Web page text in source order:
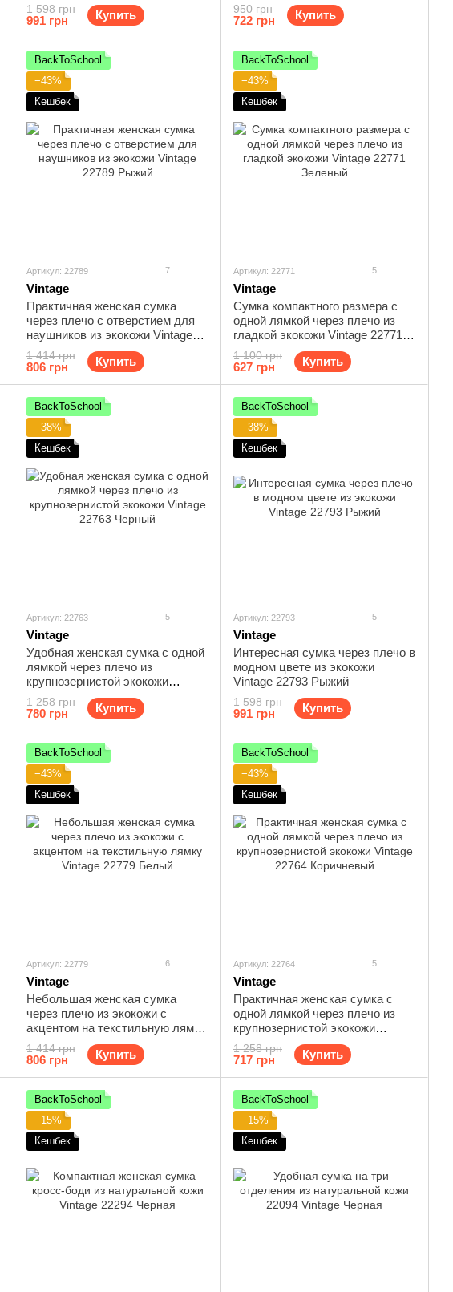
1 598 грн
991 грн Купить 950 грн
722 грн Купить
BackToSchool
−43%
Кешбек
Артикул: 22789 7
Vintage
Практичная женская сумка
через плечо с отверстием для
наушников из экокожи Vintage
22789 Рыжий
1 414 грн
806 грн Купить
BackToSchool
−43%
Кешбек
Артикул: 22771 5
Vintage
Сумка компактного размера с
одной лямкой через плечо из
гладкой экокожи Vintage 22771
Зеленый
1 100 грн
627 грн Купить
BackToSchool
−38%
Кешбек
Артикул: 22763 5
Vintage
Удобная женская сумка с одной
лямкой через плечо из
крупнозернистой экокожи
Vintage 22763 Черный
1 258 грн
780 грн Купить
BackToSchool
−38%
Кешбек
Артикул: 22793 5
Vintage
Интересная сумка через плечо в
модном цвете из экокожи
Vintage 22793 Рыжий
1 598 грн
991 грн Купить
BackToSchool
−43%
Кешбек
Артикул: 22779 6
Vintage
Небольшая женская сумка
через плечо из экокожи с
акцентом на текстильную лямку
Vintage 22779 Белый
1 414 грн
806 грн Купить
BackToSchool
−43%
Кешбек
Артикул: 22764 5
Vintage
Практичная женская сумка с
одной лямкой через плечо из
крупнозернистой экокожи
Vintage 22764 Коричневый
1 258 грн
717 грн Купить
BackToSchool
−15%
Кешбек
BackToSchool
−15%
Кешбек